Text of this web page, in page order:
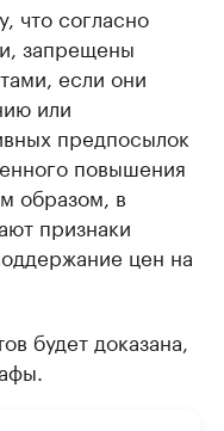
что согласно
запрещены
если они
или
предпосылок
повышения
образом, в
признаки
цен на
будет доказана,